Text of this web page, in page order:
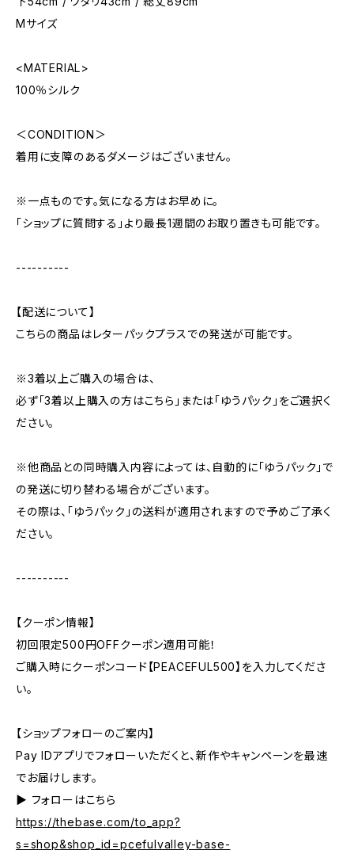
Mサイズ
<MATERIAL>
100％シルク
＜CONDITION＞
着用に支障のあるダメージはございません。
※一点ものです。気になる方はお早めに。
「ショップに質問する」より最長1週間のお取り置きも可能です。
----------
【配送について】
こちらの商品はレターパックプラスでの発送が可能です。
※3着以上ご購入の場合は、
必ず「3着以上購入の方はこちら」または「ゆうパック」をご選択く
ださい。
※他商品との同時購入内容によっては、自動的に「ゆうパック」で
の発送に切り替わる場合がございます。
その際は、「ゆうパック」の送料が適用されますので予めご了承く
ださい。
----------
【クーポン情報】
初回限定500円OFFクーポン適用可能！
ご購入時にクーポンコード【PEACEFUL500】を入力してくださ
い。
【ショップフォローのご案内】
Pay IDアプリでフォローいただくと、新作やキャンペーンを最速
でお届けします。
▶︎ フォローはこちら
https://thebase.com/to_app?
s=shop&shop_id=pcefulvalley-base-